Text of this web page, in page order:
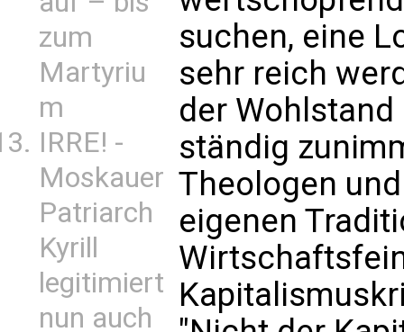
zum
Martyriu
m
IRRE! -
Moskauer
Patriarch
Kyrill
legitimiert
nun auch
suchen, eine
sehr reich
der
ständig
Theologen
eigenen